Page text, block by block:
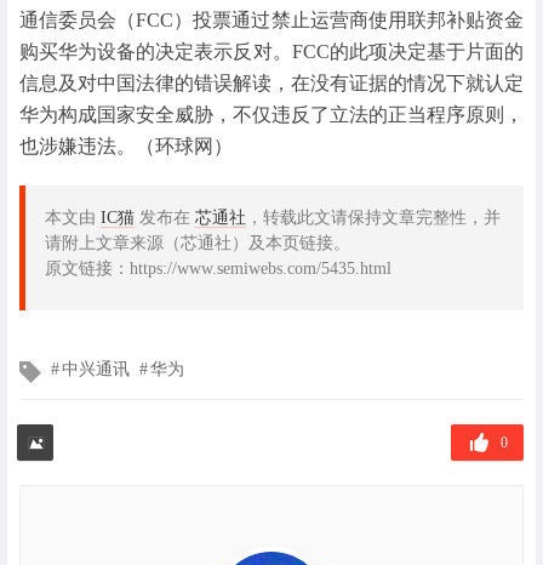
通信委员会（FCC）投票通过禁止运营商使用联邦补贴资金
购买华为设备的决定表示反对。FCC的此项决定基于片面的
信息及对中国法律的错误解读，在没有证据的情况下就认定
华为构成国家安全威胁，不仅违反了立法的正当程序原则，
也涉嫌违法。（环球网）
本文由 IC猫 发布在 芯通社 ，转载此文请保持文章完整性，并
请附上文章来源（芯通社）及本页链接。
原文链接：https://www.semiwebs.com/5435.html
文
签
中兴通讯 华为
0